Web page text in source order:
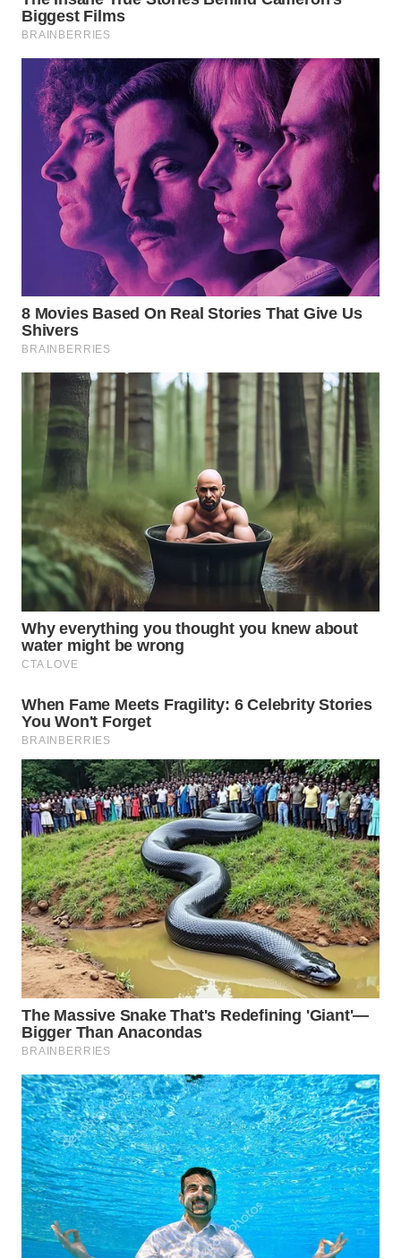
LAWAS
WN
SUMEDANG
WN
CIANJUR
WN
KEPULAUAN
SERIBU
TANGERANG
WN
BINJAI
WN
CIREBON
INDRAMAYU
WN
KUNINGAN
WN
MAJALENGKA
WN
WN
WN
PURWAKARTA
WN
PRIANGAN
TIMUR
WN
SEMARANG
WN
SOLO
WN
BOROBUDUR
WN
MADURA
WN
SURABAYA